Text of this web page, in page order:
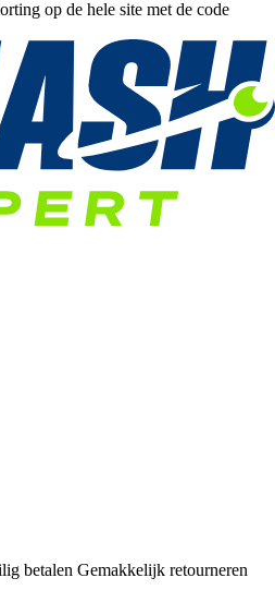
op de hele site met de code
betalen Gemakkelijk retourneren